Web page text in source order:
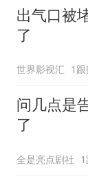
出气口被
了
世界影视汇 1
问几点是
了
全是亮点剧社